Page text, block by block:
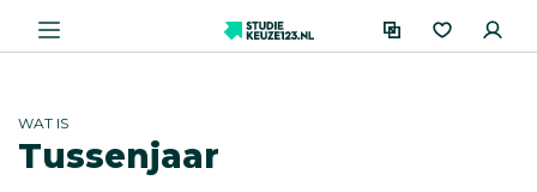
WAT IS
Tussenjaar